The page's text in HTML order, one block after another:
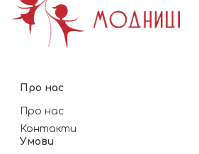
Про нас
Про нас
Контакти
Умови